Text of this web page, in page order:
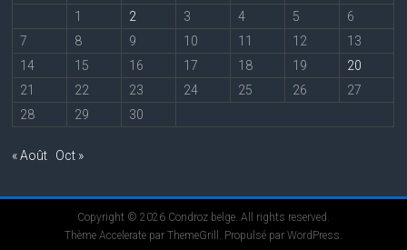
1
2 3 4 5
6
7
8 9 10 11 12
13
14
15 16 17 18 19
20
21
22 23 24 25 26
27
28
29 30
« Août Oct »
Copyright © 2026 Condroz belge. All rights reserved.
Thème Acceleratepar ThemeGrill. Propulsé par WordPress